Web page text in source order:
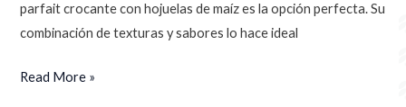
parfait crocante con hojuelas de maíz es la opción perfecta. Su
combinación de texturas y sabores lo hace ideal
Read More »